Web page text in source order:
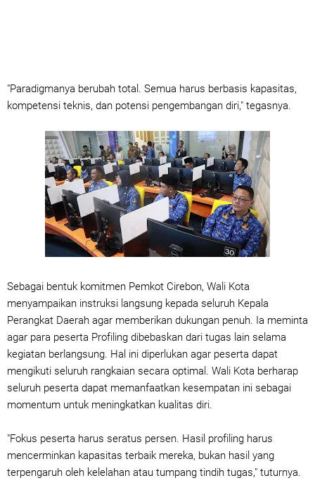
"Paradigmanya berubah total. Semua harus berbasis kapasitas,
kompetensi teknis, dan potensi pengembangan diri," tegasnya.
Sebagai bentuk komitmen Pemkot Cirebon, Wali Kota
menyampaikan instruksi langsung kepada seluruh Kepala
Perangkat Daerah agar memberikan dukungan penuh. Ia meminta
agar para peserta Profiling dibebaskan dari tugas lain selama
kegiatan berlangsung. Hal ini diperlukan agar peserta dapat
mengikuti seluruh rangkaian secara optimal. Wali Kota berharap
seluruh peserta dapat memanfaatkan kesempatan ini sebagai
momentum untuk meningkatkan kualitas diri.
"Fokus peserta harus seratus persen. Hasil profiling harus
mencerminkan kapasitas terbaik mereka, bukan hasil yang
terpengaruh oleh kelelahan atau tumpang tindih tugas," tuturnya.